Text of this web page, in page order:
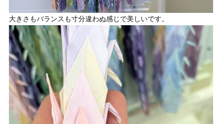
大きさもバランスも寸分違わぬ感じで美しいです。